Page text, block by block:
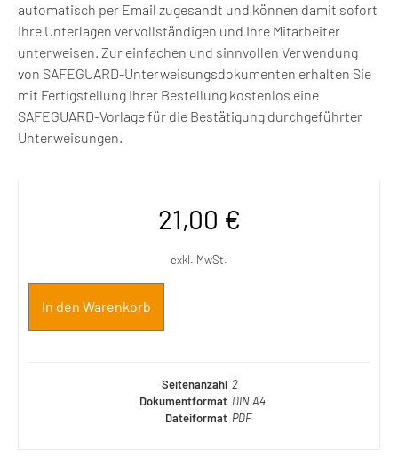
automatisch per Email zugesandt und können damit sofort
Ihre Unterlagen vervollständigen und Ihre Mitarbeiter
unterweisen. Zur einfachen und sinnvollen Verwendung
von SAFEGUARD-Unterweisungsdokumenten erhalten Sie
mit Fertigstellung Ihrer Bestellung kostenlos eine
SAFEGUARD-Vorlage für die Bestätigung durchgeführter
Unterweisungen.
21,00 €
exkl. MwSt.
In den Warenkorb
Seitenanzahl 2
Dokumentformat DIN A4
Dateiformat PDF